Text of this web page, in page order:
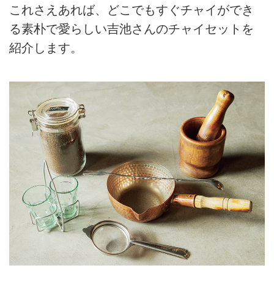
これさえあれば、どこでもすぐチャイができ
る素朴で愛らしい吉池さんのチャイセットを
紹介します。